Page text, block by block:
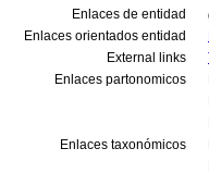
Enlaces de entidad
Enlaces orientados entidad
External links
Enlaces partonomicos
Enlaces taxonómicos